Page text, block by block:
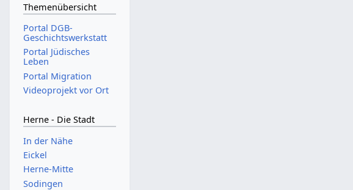
Themenübersicht
Portal DGB-
Geschichtswerkstatt
Portal Jüdisches
Leben
Portal Migration
Videoprojekt vor Ort
Herne - Die Stadt
In der Nähe
Eickel
Herne-Mitte
Sodingen